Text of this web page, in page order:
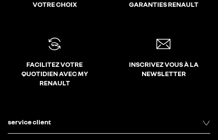
VOTRE CHOIX
GARANTIES RENAULT
FACILITEZ VOTRE
QUOTIDIEN AVEC MY
RENAULT
INSCRIVEZ VOUS À LA
NEWSLETTER
service client